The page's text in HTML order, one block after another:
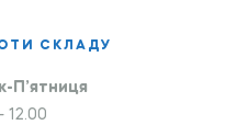
СКЛАДУ
П’ятниця
12.00